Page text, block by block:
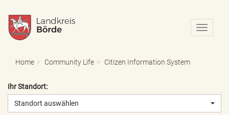
N
a
o
Home Community Life Citizen Information System
Ihr Standort:
Standort auswählen